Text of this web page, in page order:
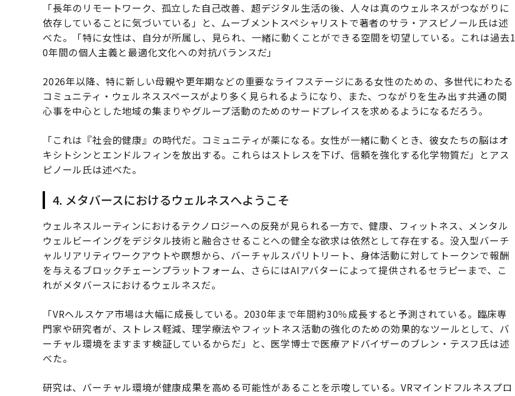
「長年のリモートワーク、孤立した自己改善、超デジタル生活の後、人々は真のウェルネスがつながりに
依存していることに気づいている」と、ムーブメントスペシャリストで著者のサラ・アスピノール氏は述
べた。「特に女性は、自分が所属し、見られ、一緒に動くことができる空間を切望している。これは過去1
0年間の個人主義と最適化文化への対抗バランスだ」
2026年以降、特に新しい母親や更年期などの重要なライフステージにある女性のための、多世代にわたる
コミュニティ・ウェルネススペースがより多く見られるようになり、また、つながりを生み出す共通の関
心事を中心とした地域の集まりやグループ活動のためのサードプレイスを求めるようになるだろう。
「これは『社会的健康』の時代だ。コミュニティが薬になる。女性が一緒に動くとき、彼女たちの脳はオ
キシトシンとエンドルフィンを放出する。これらはストレスを下げ、信頼を強化する化学物質だ」とアス
ピノール氏は述べた。
4. メタバースにおけるウェルネスへようこそ
ウェルネスルーティンにおけるテクノロジーへの反発が見られる一方で、健康、フィットネス、メンタル
ウェルビーイングをデジタル技術と融合させることへの健全な欲求は依然として存在する。没入型バーチ
ャルリアリティワークアウトや瞑想から、バーチャルスパリトリート、身体活動に対してトークンで報酬
を与えるブロックチェーンプラットフォーム、さらにはAIアバターによって提供されるセラピーまで、こ
れがメタバースにおけるウェルネスだ。
「VRヘルスケア市場は大幅に成長している。2030年まで年間約30％成長すると予測されている。臨床専
門家や研究者が、ストレス軽減、理学療法やフィットネス活動の強化のための効果的なツールとして、バ
ーチャル環境をますます検証しているからだ」と、医学博士で医療アドバイザーのブレン・テスフ氏は述
べた。
研究は、バーチャル環境が健康成果を高める可能性があることを示唆している。VRマインドフルネスプロ